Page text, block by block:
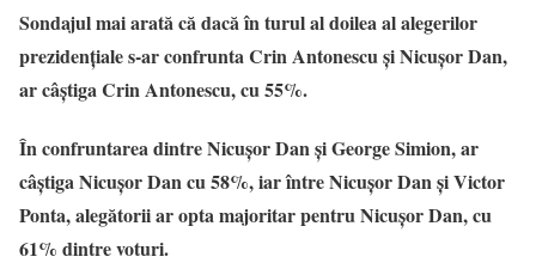
Sondajul mai arată că dacă în turul al doilea al alegerilor
prezidențiale s-ar confrunta Crin Antonescu și Nicușor Dan,
ar câștiga Crin Antonescu, cu 55%.
În confruntarea dintre Nicușor Dan și George Simion, ar
câștiga Nicușor Dan cu 58%, iar între Nicușor Dan și Victor
Ponta, alegătorii ar opta majoritar pentru Nicușor Dan, cu
61% dintre voturi.